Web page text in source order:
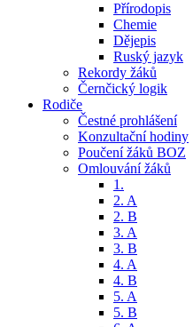
Přírodopis
Chemie
Dějepis
Ruský jazyk
Rekordy žáků
Černčický logik
Rodiče
Čestné prohlášení
Konzultační hodiny
Poučení žáků BOZ
Omlouvání žáků
1.
2. A
2. B
3. A
3. B
4. A
4. B
5. A
5. B